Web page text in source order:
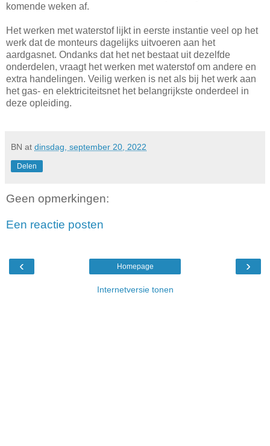
komende weken af.
Het werken met waterstof lijkt in eerste instantie veel op het
werk dat de monteurs dagelijks uitvoeren aan het
aardgasnet. Ondanks dat het net bestaat uit dezelfde
onderdelen, vraagt het werken met waterstof om andere en
extra handelingen. Veilig werken is net als bij het werk aan
het gas- en elektriciteitsnet het belangrijkste onderdeel in
deze opleiding.
BN at dinsdag, september 20, 2022
Delen
Geen opmerkingen:
Een reactie posten
‹ ›
Homepage
Internetversie tonen